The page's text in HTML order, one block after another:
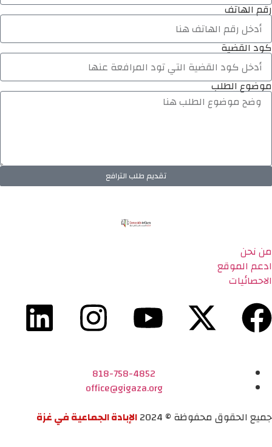
رقم الهاتف
كود القضية
موضوع الطلب
تقديم طلب الترافع
من نحن
ادعم الموقع
الاحصائيات
818-758-4852
office@gigaza.org
جميع الحقوق محفوظة © 2024
الإبادة الجماعية في غزة